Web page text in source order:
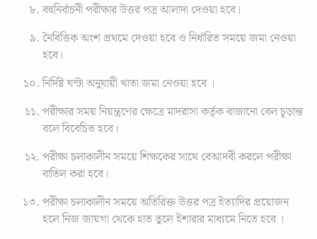
বহুনির্বাচনী পরীক্ষার উত্তর পত্র আলাদা দেওয়া হবে।
নৈবিত্তিক অংশ প্রথমে দেওয়া হবে ও নির্ধারিত সময়ে জমা নেওয়া
হবে।
নির্দিষ্ট ঘন্টা অনুযায়ী খাতা জমা নেওয়া হবে ।
পরীক্ষার সময় নিয়ন্ত্রণের ক্ষেত্রে মাদরাসা কর্তৃক বাজানো বেল চূড়ান্ত
বলে বিবেচিত হবে।
পরীক্ষা চলাকালীন সময়ে শিক্ষকের সাথে বেআদবী করলে পরীক্ষা
বাতিল করা হবে।
পরীক্ষা চলাকালীন সময়ে অতিরিক্ত উত্তর পত্র ইত্যাদির প্রয়োজন
হলে নিজ জায়গা থেকে হাত তুলে ইশারার মাধ্যমে নিতে হবে ।